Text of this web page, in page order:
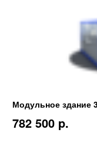
Модульное здание
782 500 p.